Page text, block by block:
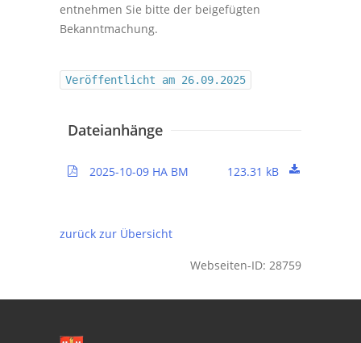
entnehmen Sie bitte der beigefügten
Bekanntmachung.
Veröffentlicht am 26.09.2025
Dateianhänge
2025-10-09 HA BM 123.31 kB
zurück zur Übersicht
Webseiten-ID: 28759